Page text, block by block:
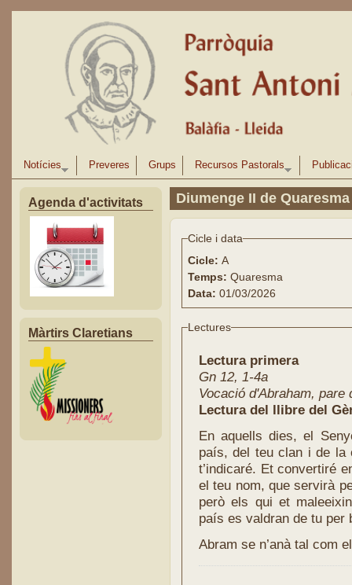
Notícies Preveres Grups Recursos Pastorals
Agenda d'activitats
Màrtirs Claretians
Diumenge II de Quaresma
Cicle i data
Cicle: A
Temps: Quaresma
Data: 01/03/2026
Lectures
Lectura primera
Gn 12, 1-4a
Vocació d'Abraham, pare
Lectura del llibre del
En aquells dies, el
país, del teu clan i de la
t’indicaré. Et convertiré
el teu nom, que servirà
però els qui et
país es valdran de tu per
Abram se n’anà tal com